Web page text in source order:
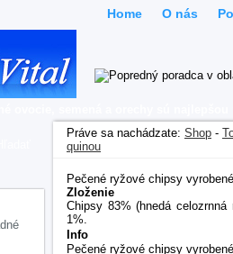
Home O nás
Práve sa nachádzate: Shop -
quinou
Pečené ryžové chipsy
Zloženie
Chipsy 83% (hnedá
1%.
Info
Pečené ryžové chipsy